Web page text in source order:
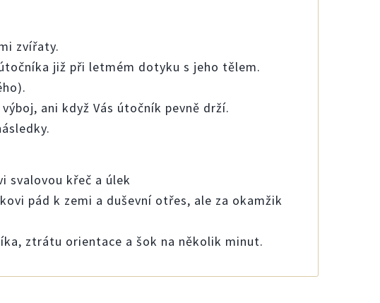
zvířaty.
již při letmém dotyku s jeho tělem.
ani když Vás útočník pevně drží.
svalovou křeč a úlek
pád k zemi a duševní otřes, ale za okamžik
ztrátu orientace a šok na několik minut.